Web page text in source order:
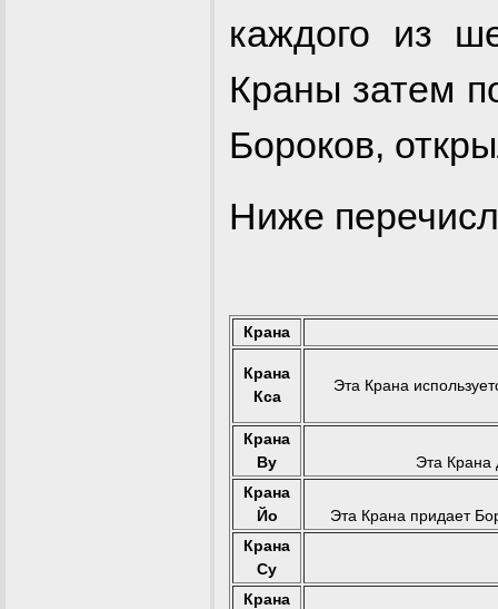
каждого из
Краны затем
Бороков,
Ниже
Крана
Крана
Кса
Эта Крана
Крана
Ву
Эта Крана
Крана
Йо
Эта Крана придает
Крана
Су
Крана